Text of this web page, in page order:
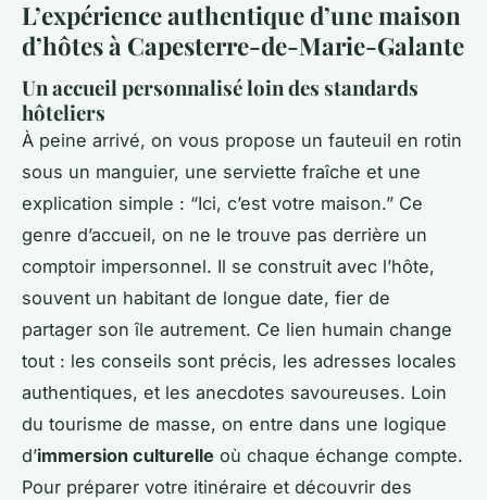
L’expérience authentique d’une maison
d’hôtes à Capesterre-de-Marie-Galante
Un accueil personnalisé loin des standards
hôteliers
À peine arrivé, on vous propose un fauteuil en rotin
sous un manguier, une serviette fraîche et une
explication simple : “Ici, c’est votre maison.” Ce
genre d’accueil, on ne le trouve pas derrière un
comptoir impersonnel. Il se construit avec l’hôte,
souvent un habitant de longue date, fier de
partager son île autrement. Ce lien humain change
tout : les conseils sont précis, les adresses locales
authentiques, et les anecdotes savoureuses. Loin
du tourisme de masse, on entre dans une logique
d’immersion culturelle où chaque échange compte.
Pour préparer votre itinéraire et découvrir des